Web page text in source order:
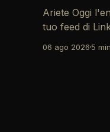
Ariete Oggi l'energia del Sole in Leone illumina il
tuo feed di
concretizzare
06 ago 2026 5